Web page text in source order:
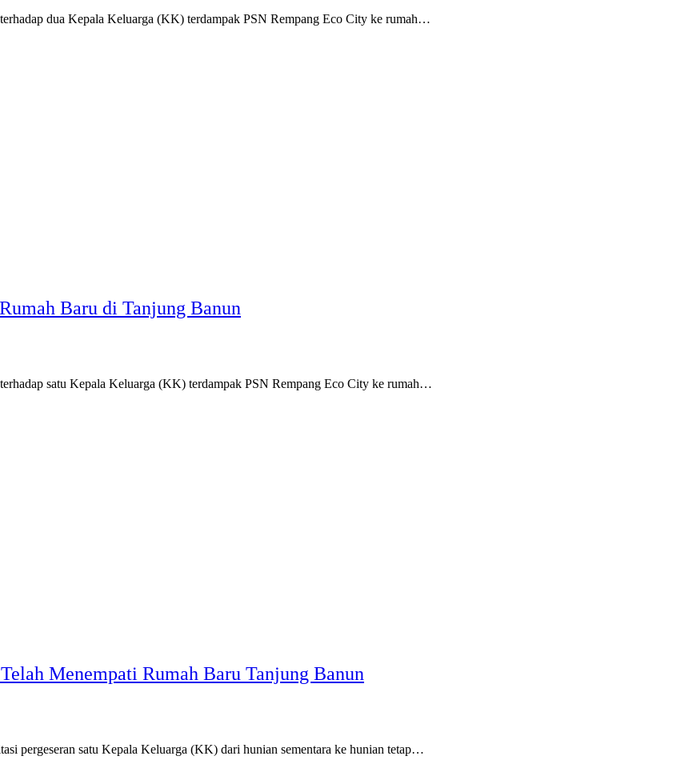
dua Kepala Keluarga (KK) terdampak PSN Rempang Eco City ke rumah…
Baru di Tanjung Banun
satu Kepala Keluarga (KK) terdampak PSN Rempang Eco City ke rumah…
Menempati Rumah Baru Tanjung Banun
pergeseran satu Kepala Keluarga (KK) dari hunian sementara ke hunian tetap…